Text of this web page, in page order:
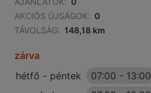
AKCIÓS ÚJSÁGOK: 0
TÁVOLSÁG: 148,18 km
zárva
hétfő - péntek
07:00 - 13:00